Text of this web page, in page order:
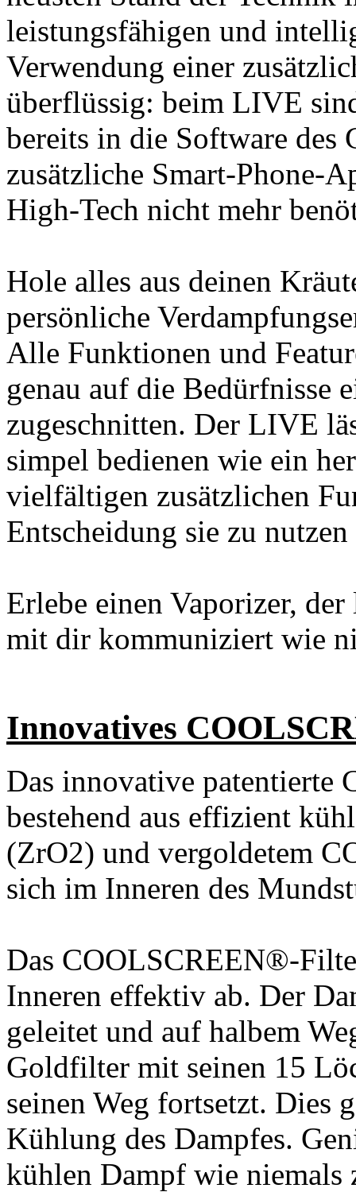
leistungsfähigen und
Verwendung einer
überflüssig: beim LIVE
bereits in die Software des
zusätzliche Smart-Phone-
High-Tech nicht mehr
Hole alles aus deinen
persönliche
Alle Funktionen und
genau auf die Bedürfnisse
zugeschnitten. Der LIVE
simpel bedienen wie ein
vielfältigen zusätzlichen
Entscheidung sie zu
Erlebe einen Vaporizer,
mit dir kommuniziert wie
Innovatives
Das innovative
bestehend aus effizient
(ZrO2) und vergoldetem
sich im Inneren des
Das COOLSCREEN®-
Inneren effektiv ab. Der
geleitet und auf halbem
Goldfilter mit seinen 15
seinen Weg fortsetzt. Dies
Kühlung des Dampfes.
kühlen Dampf wie niemals